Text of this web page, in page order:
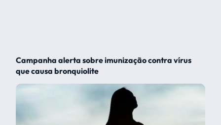
Campanha alerta sobre imunização contra vírus
que causa bronquiolite